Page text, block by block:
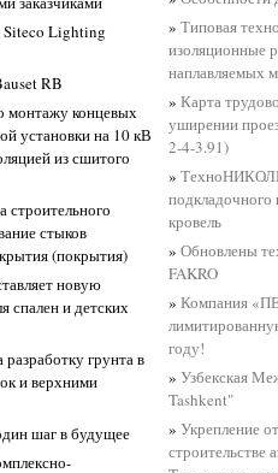
Siteco Lighting
RB
монтажу концевых
установки на 10 кВ
из сшитого
строительного
стыков
(покрытия)
новую
спален и детских
разработку грунта в
и верхними
шаг в будущее
»Типовая
изоляционные
наплавляемых
»Карта
уширении
2-4-3.91)
»ТехноНИКОЛЬ
подкладочного
кровель
»Обновлены
FAKRO
»Компания
году!
»Узбекская
Tashkent"
»Укрепление
строительстве